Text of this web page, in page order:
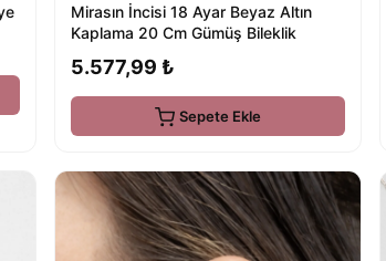
Mirasın İncisi 18 Ayar Beyaz Altın
Kaplama 20 Cm Gümüş Bileklik
5.577,99 ₺
Sepete Ekle